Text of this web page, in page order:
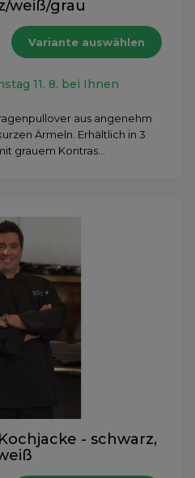
weiß/grau
Variante auswählen
11. 8. bei Ihnen
aus angenehm
Ärmeln. Erhältlich in 3
grauem Kontras...
- schwarz,